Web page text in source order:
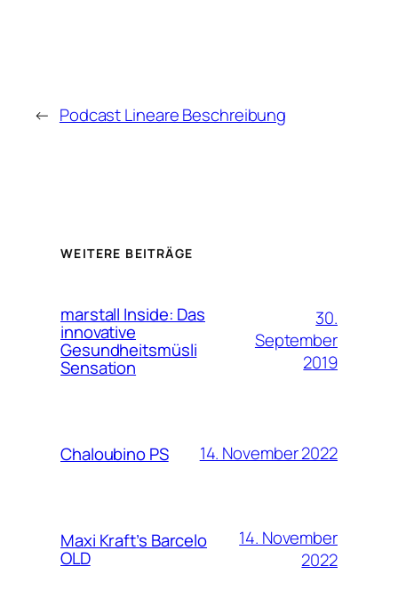
← Podcast Lineare Beschreibung
WEITERE BEITRÄGE
marstall Inside: Das
innovative
Gesundheitsmüsli
Sensation
30.
September
2019
Chaloubino PS 14. November 2022
Maxi Kraft’s Barcelo
OLD
14. November
2022